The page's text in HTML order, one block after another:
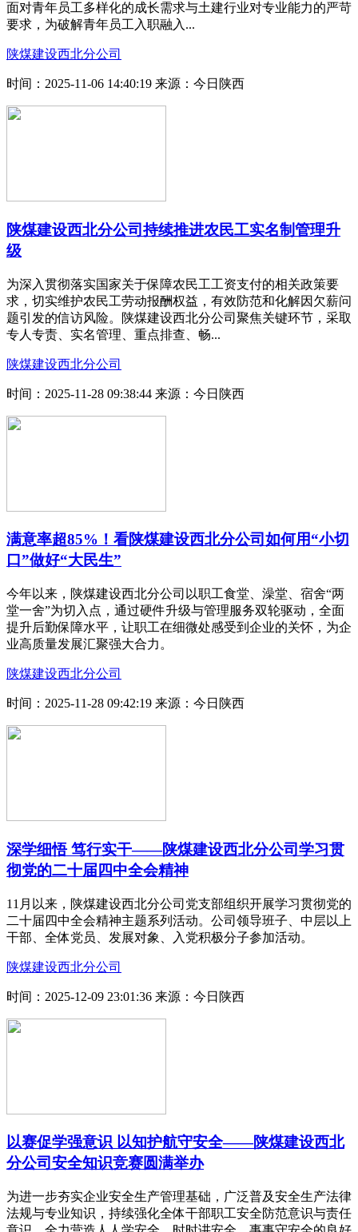
面对青年员工多样化的成长需求与土建行业对专业能力的严苛
要求，为破解青年员工入职融入...
陕煤建设西北分公司
时间：2025-11-06 14:40:19 来源：今日陕西
陕煤建设西北分公司持续推进农民工实名制管理升
级
为深入贯彻落实国家关于保障农民工工资支付的相关政策要
求，切实维护农民工劳动报酬权益，有效防范和化解因欠薪问
题引发的信访风险。陕煤建设西北分公司聚焦关键环节，采取
专人专责、实名管理、重点排查、畅...
陕煤建设西北分公司
时间：2025-11-28 09:38:44 来源：今日陕西
满意率超85%！看陕煤建设西北分公司如何用“小切
口”做好“大民生”
今年以来，陕煤建设西北分公司以职工食堂、澡堂、宿舍“两
堂一舍”为切入点，通过硬件升级与管理服务双轮驱动，全面
提升后勤保障水平，让职工在细微处感受到企业的关怀，为企
业高质量发展汇聚强大合力。
陕煤建设西北分公司
时间：2025-11-28 09:42:19 来源：今日陕西
深学细悟 笃行实干——陕煤建设西北分公司学习贯
彻党的二十届四中全会精神
11月以来，陕煤建设西北分公司党支部组织开展学习贯彻党的
二十届四中全会精神主题系列活动。公司领导班子、中层以上
干部、全体党员、发展对象、入党积极分子参加活动。
陕煤建设西北分公司
时间：2025-12-09 23:01:36 来源：今日陕西
以赛促学强意识 以知护航守安全——陕煤建设西北
分公司安全知识竞赛圆满举办
为进一步夯实企业安全生产管理基础，广泛普及安全生产法律
法规与专业知识，持续强化全体干部职工安全防范意识与责任